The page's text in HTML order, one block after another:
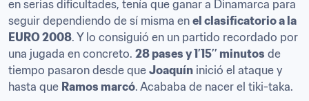
en serias dificultades, tenía que ganar a Dinamarca para
seguir dependiendo de sí misma en el clasificatorio a la
EURO 2008. Y lo consiguió en un partido recordado por
una jugada en concreto. 28 pases y 1’15’’ minutos de
tiempo pasaron desde que Joaquín inició el ataque y
hasta que Ramos marcó. Acababa de nacer el tiki-taka.